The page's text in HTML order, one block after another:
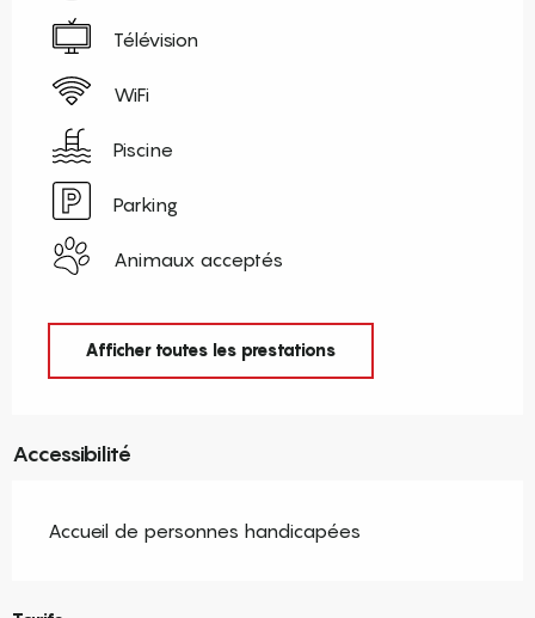
Télévision
WiFi
Piscine
Parking
Animaux acceptés
Afficher toutes les prestations
Accessibilité
Accueil de personnes handicapées